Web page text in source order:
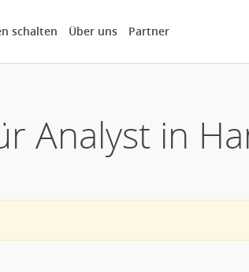
schalten Über uns Partner
Analyst in